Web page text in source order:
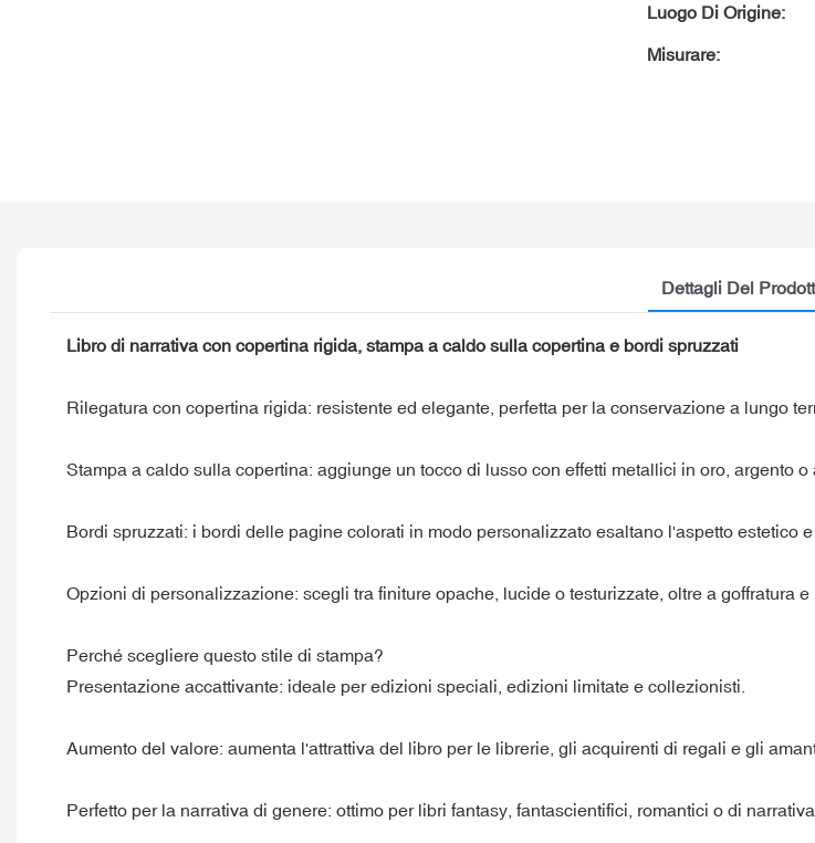
Luogo Di Origine:
Misurare:
Dettagli Del
Libro di narrativa con copertina rigida, stampa a caldo sulla copertina e bordi spruzzati
Rilegatura con copertina rigida: resistente ed elegante, perfetta per la conservazione a lungo
Stampa a caldo sulla copertina: aggiunge un tocco di lusso con effetti metallici in oro, argento o
Bordi spruzzati: i bordi delle pagine colorati in modo personalizzato esaltano l'aspetto estetico
Opzioni di personalizzazione: scegli tra finiture opache, lucide o testurizzate, oltre a goffratura
Perché scegliere questo stile di stampa?
Presentazione accattivante: ideale per edizioni speciali, edizioni limitate e collezionisti.
Aumento del valore: aumenta l'attrattiva del libro per le librerie, gli acquirenti di regali e gli
Perfetto per la narrativa di genere: ottimo per libri fantasy, fantascientifici, romantici o di